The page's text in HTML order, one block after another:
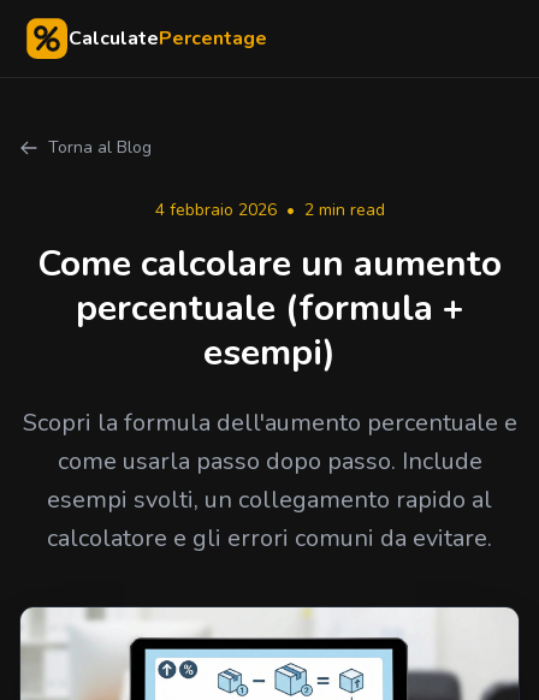
CalculatePercentage
Torna al Blog
4 febbraio 2026 • 2 min read
Come calcolare un aumento
percentuale (formula +
esempi)
Scopri la formula dell'aumento percentuale e
come usarla passo dopo passo. Include
esempi svolti, un collegamento rapido al
calcolatore e gli errori comuni da evitare.